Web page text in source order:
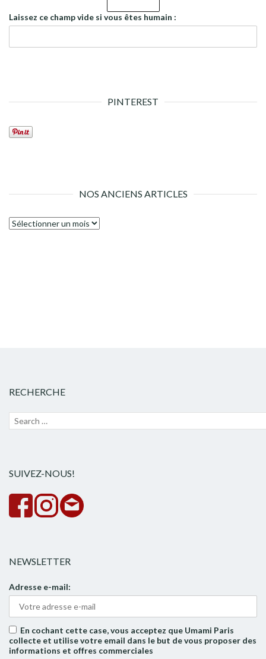
Laissez ce champ vide si vous êtes humain :
PINTEREST
NOS ANCIENS ARTICLES
Nos
RECHERCHE
Recherche
SUIVEZ-NOUS!
NEWSLETTER
Adresse e-mail:
En cochant cette case, vous acceptez que Umami Paris
collecte et utilise votre email dans le but de vous proposer des
informations et offres commerciales